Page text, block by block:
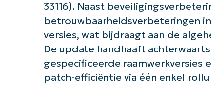
33116). Naast
betrouwbaarheidsverbeteringen
versies, wat bijdraagt ​​aan de
De update handhaaft
gespecificeerde
patch-efficiëntie via één enkel